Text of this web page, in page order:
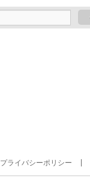
プライバシーポリシー